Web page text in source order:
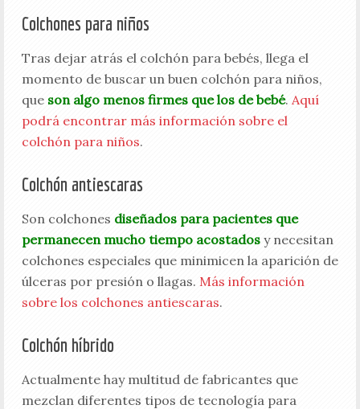
Colchones para niños
Tras dejar atrás el colchón para bebés, llega el
momento de buscar un buen colchón para niños,
que son algo menos firmes que los de bebé. Aquí
podrá encontrar más información sobre el
colchón para niños.
Colchón antiescaras
Son colchones diseñados para pacientes que
permanecen mucho tiempo acostadosy necesitan
colchones especiales que minimicen la aparición de
úlceras por presión o llagas. Más información
sobre los colchones antiescaras.
Colchón híbrido
Actualmente hay multitud de fabricantes que
mezclan diferentes tipos de tecnología para